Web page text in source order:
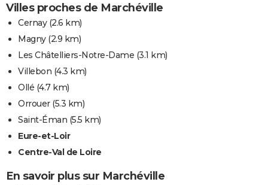
Villes proches de Marchéville
Cernay(2.6 km)
Magny(2.9 km)
Les Châtelliers-Notre-Dame (3.1 km)
Villebon (4.3 km)
Ollé (4.7 km)
Orrouer(5.3 km)
Saint-Éman (5.5 km)
Eure-et-Loir
Centre-Val de Loire
En savoir plus sur Marchéville